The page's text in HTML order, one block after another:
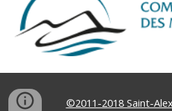
©2011-2018 Saint-